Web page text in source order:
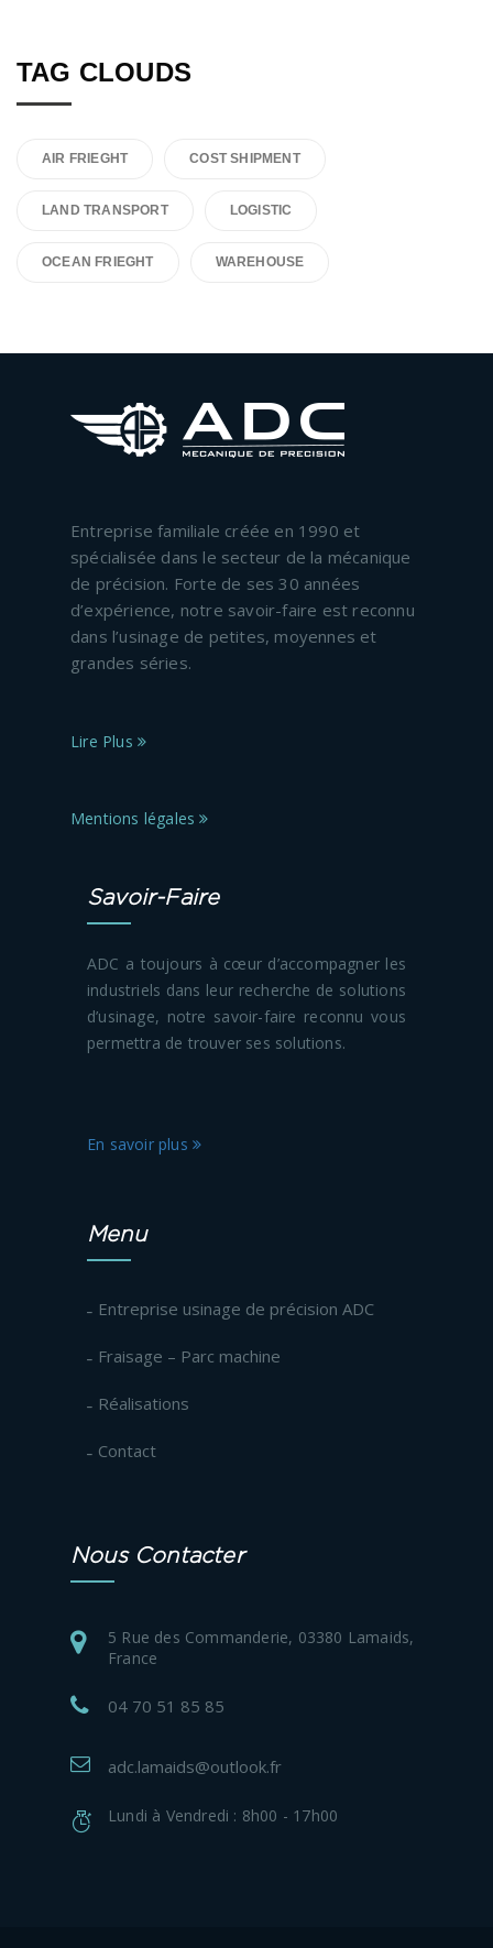
TAG CLOUDS
AIR FRIEGHT COST SHIPMENT
LAND TRANSPORT LOGISTIC
OCEAN FRIEGHT WAREHOUSE
Entreprise familiale créée en 1990 et
spécialisée dans le secteur de la mécanique
de précision. Forte de ses 30 années
d’expérience, notre savoir-faire est reconnu
dans l’usinage de petites, moyennes et
grandes séries.
Lire Plus
Mentions légales
Savoir-Faire
ADC a toujours à cœur d’accompagner les
industriels dans leur recherche de solutions
d’usinage, notre savoir-faire reconnu vous
permettra de trouver ses solutions.
En savoir plus
Menu
Entreprise usinage de précision ADC
Fraisage – Parc machine
Réalisations
Contact
Nous Contacter
5 Rue des Commanderie, 03380 Lamaids,
France
04 70 51 85 85
adc.lamaids@outlook.fr
Lundi à Vendredi : 8h00 - 17h00